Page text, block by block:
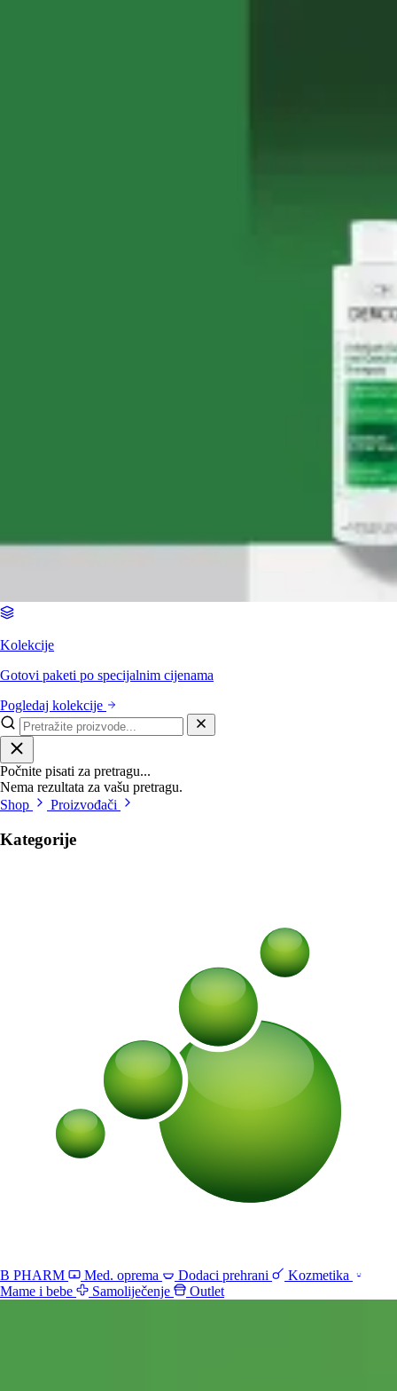
Kolekcije
Gotovi paketi po specijalnim cijenama
Pogledaj kolekcije
Počnite pisati za pretragu...
Nema rezultata za vašu pretragu.
Shop
Proizvođači
Kategorije
B PHARM Med. oprema Dodaci prehrani
Kozmetika
Mame i bebe
Samoliječenje Outlet